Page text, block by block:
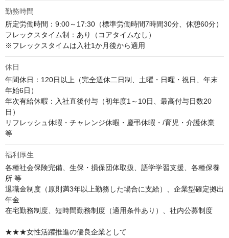
勤務時間
所定労働時間：9:00～17:30（標準労働時間7時間30分、休憩60分）
フレックスタイム制：あり（コアタイムなし）
※フレックスタイムは入社1か月後から適用
休日
年間休日：120日以上（完全週休二日制、土曜・日曜・祝日、年末
年始6日）
年次有給休暇：入社直後付与（初年度1～10日、最高付与日数20
日）
リフレッシュ休暇・チャレンジ休暇・慶弔休暇・/育児・介護休業
等
福利厚生
各種社会保険完備、生保・損保団体取扱、語学学習支援、各種保養
所 等
退職金制度（原則満3年以上勤務した場合に支給）、企業型確定拠出
年金
在宅勤務制度、短時間勤務制度（適用条件あり）、社内公募制度
★★★女性活躍推進の優良企業として